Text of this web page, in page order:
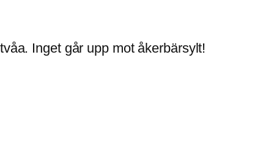
Inget går upp mot åkerbärsylt!